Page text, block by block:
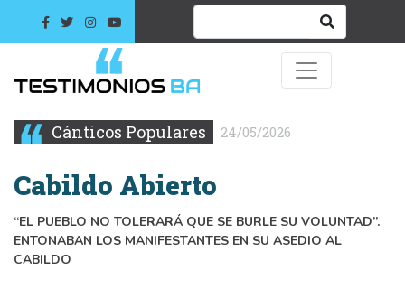
Cánticos Populares 24/05/2026
Cabildo Abierto
“EL PUEBLO NO TOLERARÁ QUE SE BURLE SU VOLUNTAD”.
ENTONABAN LOS MANIFESTANTES EN SU ASEDIO AL
CABILDO